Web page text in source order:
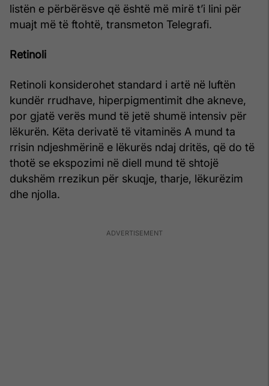
listën e përbërësve që është më mirë t’i lini për
muajt më të ftohtë, transmeton Telegrafi.
Retinoli
Retinoli konsiderohet standard i artë në luftën
kundër rrudhave, hiperpigmentimit dhe akneve,
por gjatë verës mund të jetë shumë intensiv për
lëkurën. Këta derivatë të vitaminës A mund ta
rrisin ndjeshmërinë e lëkurës ndaj dritës, që do të
thotë se ekspozimi në diell mund të shtojë
dukshëm rrezikun për skuqje, tharje, lëkurëzim
dhe njolla.